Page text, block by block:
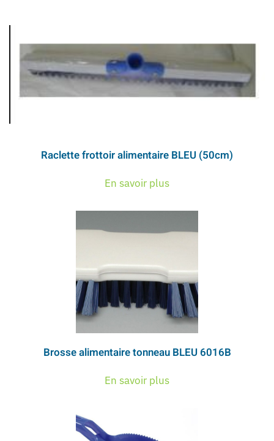
Raclette frottoir alimentaire BLEU (50cm)
En savoir plus
Brosse alimentaire tonneau BLEU 6016B
En savoir plus